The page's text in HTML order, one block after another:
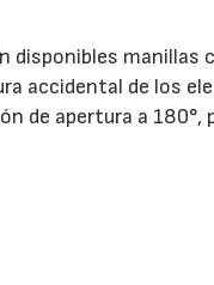
manillas
accidental de los
de apertura a